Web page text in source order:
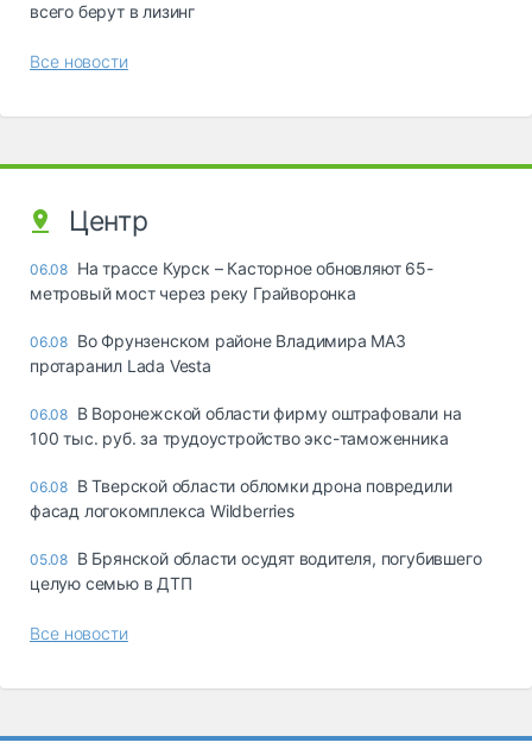
всего берут в лизинг
Все новости
Центр
06.08 На трассе Курск – Касторное обновляют 65-
метровый мост через реку Грайворонка
06.08 Во Фрунзенском районе Владимира МАЗ
протаранил Lada Vesta
06.08 В Воронежской области фирму оштрафовали на
100 тыс. руб. за трудоустройство экс-таможенника
06.08 В Тверской области обломки дрона повредили
фасад логокомплекса Wildberries
05.08 В Брянской области осудят водителя, погубившего
целую семью в ДТП
Все новости